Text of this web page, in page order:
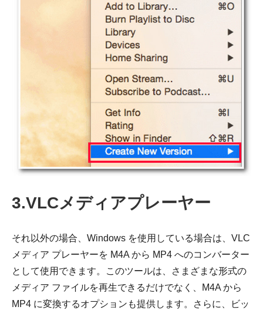
3.VLCメディアプレーヤー
それ以外の場合、Windows を使用している場合は、VLC
メディア プレーヤーを M4A から MP4 へのコンバーター
として使用できます。このツールは、さまざまな形式の
メディア ファイルを再生できるだけでなく、M4A から
MP4 に変換するオプションも提供します。さらに、ビッ